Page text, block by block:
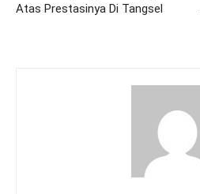
Atas Prestasinya Di Tangsel